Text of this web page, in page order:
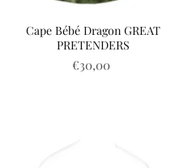
Cape Bébé Dragon GREAT
PRETENDERS
€30,00